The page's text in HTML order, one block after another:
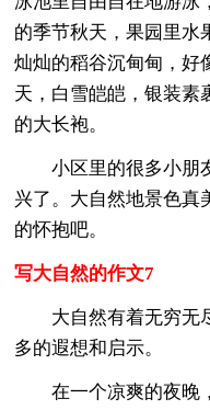
的季节秋天，果园里水
灿灿的稻谷沉甸甸，好
天，白雪皑皑，银装素
的大长袍。
小区里的很多小朋
兴了。大自然地景色真
的怀抱吧。
写大自然的作文7
大自然有着无穷无
多的遐想和启示。
在一个凉爽的夜晚，